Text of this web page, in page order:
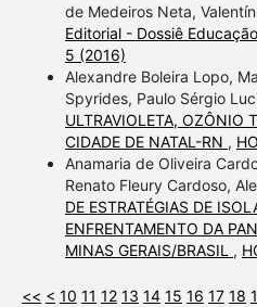
de Medeiros Neta,
Editorial - Dossiê
5 (2016)
Alexandre Boleira Lopo,
Spyrides, Paulo Sérgio
ULTRAVIOLETA, OZÔNIO
CIDADE DE NATAL-RN ,
Anamaria de Oliveira
Renato Fleury Cardoso,
DE ESTRATÉGIAS DE
ENFRENTAMENTO DA
MINAS GERAIS/BRASIL ,
<< < 10 11 12 13 14 15 16 17 18